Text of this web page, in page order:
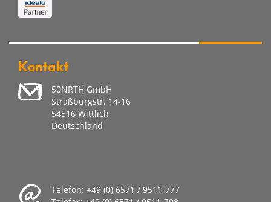
Kontakt
50NRTH GmbH
Straßburgstr. 14-16
54516 Wittlich
Deutschland
Telefon: +49 (0) 6571 / 9511-777